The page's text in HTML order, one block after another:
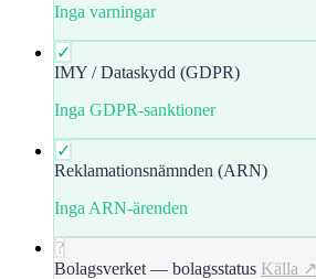
Inga varningar
✓
IMY / Dataskydd (GDPR)
Inga GDPR-sanktioner
✓
Reklamationsnämnden (ARN)
Inga ARN-ärenden
?
Bolagsverket — bolagsstatus Källa ↗